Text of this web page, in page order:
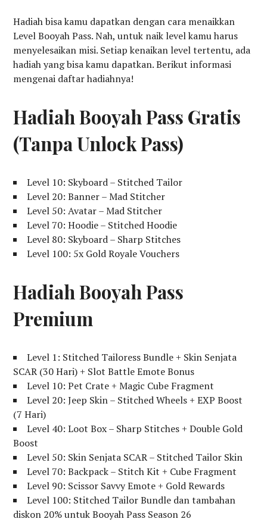
Hadiah bisa kamu dapatkan dengan cara menaikkan
Level Booyah Pass. Nah, untuk naik level kamu harus
menyelesaikan misi. Setiap kenaikan level tertentu, ada
hadiah yang bisa kamu dapatkan. Berikut informasi
mengenai daftar hadiahnya!
Hadiah Booyah Pass Gratis
(Tanpa Unlock Pass)
Level 10: Skyboard – Stitched Tailor
Level 20: Banner – Mad Stitcher
Level 50: Avatar – Mad Stitcher
Level 70: Hoodie – Stitched Hoodie
Level 80: Skyboard – Sharp Stitches
Level 100: 5x Gold Royale Vouchers
Hadiah Booyah Pass
Premium
Level 1: Stitched Tailoress Bundle + Skin Senjata
SCAR (30 Hari) + Slot Battle Emote Bonus
Level 10: Pet Crate + Magic Cube Fragment
Level 20: Jeep Skin – Stitched Wheels + EXP Boost
(7 Hari)
Level 40: Loot Box – Sharp Stitches + Double Gold
Boost
Level 50: Skin Senjata SCAR – Stitched Tailor Skin
Level 70: Backpack – Stitch Kit + Cube Fragment
Level 90: Scissor Savvy Emote + Gold Rewards
Level 100: Stitched Tailor Bundle dan tambahan
diskon 20% untuk Booyah Pass Season 26